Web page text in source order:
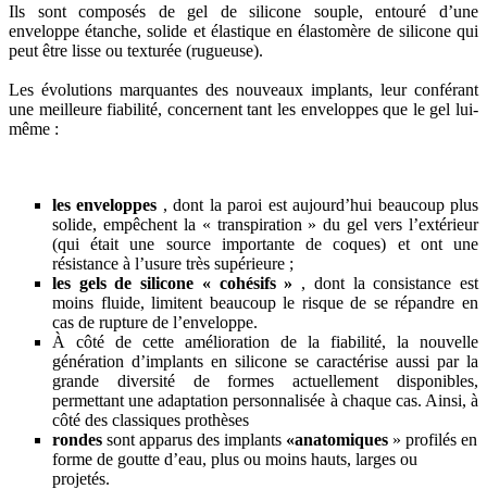
Ils sont composés de gel de silicone souple, entouré d’une
enveloppe étanche, solide et élastique en élastomère de silicone qui
peut être lisse ou texturée (rugueuse).
Les évolutions marquantes des nouveaux implants, leur conférant
une meilleure fiabilité, concernent tant les enveloppes que le gel lui-
même :
les enveloppes , dont la paroi est aujourd’hui beaucoup plus
solide, empêchent la « transpiration » du gel vers l’extérieur
(qui était une source importante de coques) et ont une
résistance à l’usure très supérieure ;
les gels de silicone « cohésifs » , dont la consistance est
moins fluide, limitent beaucoup le risque de se répandre en
cas de rupture de l’enveloppe.
À côté de cette amélioration de la fiabilité, la nouvelle
génération d’implants en silicone se caractérise aussi par la
grande diversité de formes actuellement disponibles,
permettant une adaptation personnalisée à chaque cas. Ainsi, à
côté des classiques prothèses
rondes sont apparus des implants «anatomiques » profilés en
forme de goutte d’eau, plus ou moins hauts, larges ou
projetés.